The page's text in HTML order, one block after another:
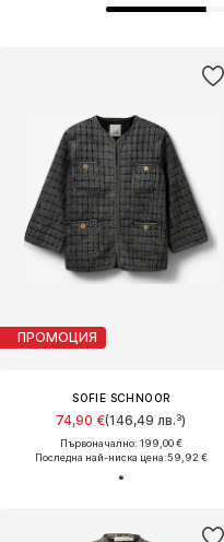
ПРОМОЦИЯ
SOFIE SCHNOOR
74,90 €(146,49 лв.³)
Първоначално: 199,00 €
Последна най-ниска цена:59,92 €